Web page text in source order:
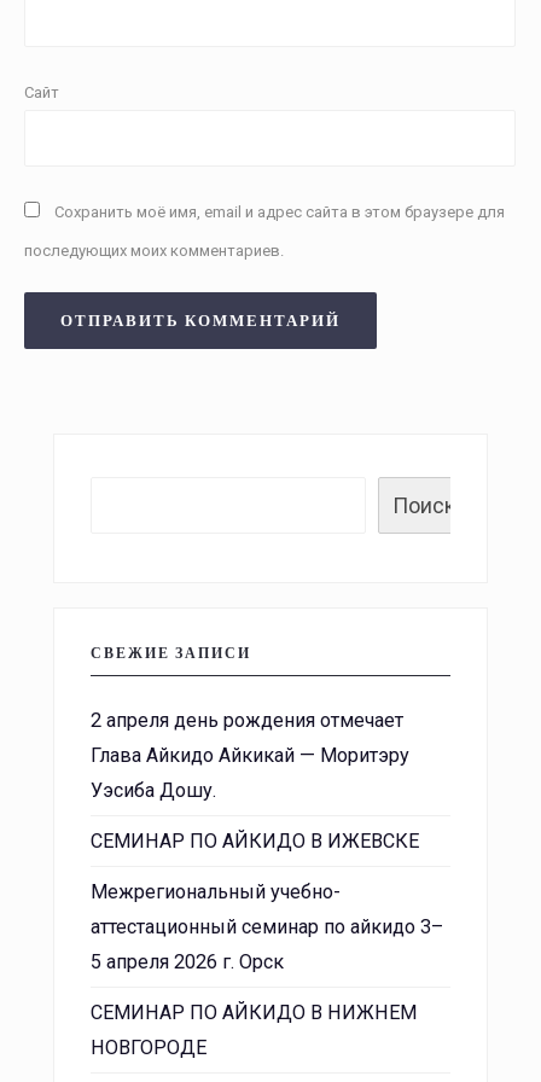
Сайт
Сохранить моё имя, email и адрес сайта в этом браузере для
последующих моих комментариев.
Поиск
СВЕЖИЕ ЗАПИСИ
2 апреля день рождения отмечает
Глава Айкидо Айкикай — Моритэру
Уэсиба Дошу.
СЕМИНАР ПО АЙКИДО В ИЖЕВСКЕ
Межрегиональный учебно-
аттестационный семинар по айкидо 3–
5 апреля 2026 г. Орск
СЕМИНАР ПО АЙКИДО В НИЖНЕМ
НОВГОРОДЕ